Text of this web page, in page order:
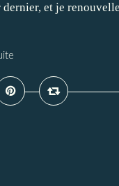
et je